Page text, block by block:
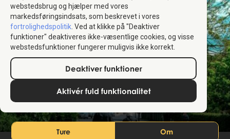
webstedsbrug og hjælper med vores
markedsføringsindsats, som beskrevet i vores
fortrolighedspolitik . Ved at klikke på "Deaktiver
funktioner" deaktiveres ikke-væsentlige cookies, og visse
webstedsfunktioner fungerer muligvis ikke korrekt.
Deaktiver funktioner
Aktivér fuld funktionalitet
Roskilde
Danmark
Ture Om